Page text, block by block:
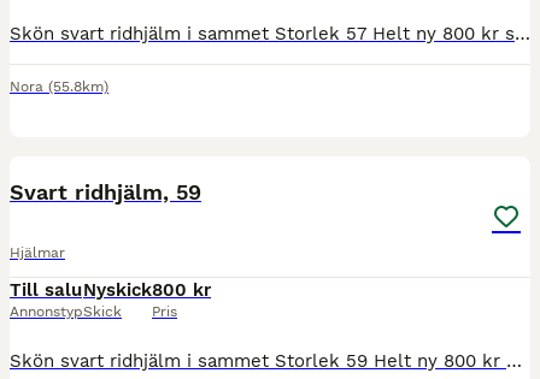
Skön svart ridhjälm i sammet Storlek 57 Helt ny 800 kr st. Kan skickas om köparen står för frakten. Betalas med swish Skickas med Postnord eller DHL.
Nora (55.8km)
Svart ridhjälm, 59
Hjälmar
Till salu
Annonstyp
Nyskick
Skick
800 kr
Pris
Skön svart ridhjälm i sammet Storlek 59 Helt ny 800 kr st. Kan skickas om köparen står för frakten. Betalas med swish Skickas med Postnord eller DHL.